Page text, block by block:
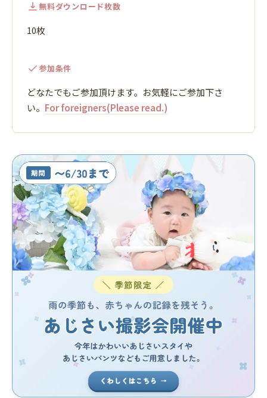
無料ダウンロード枚数
10枚
参加条件
どなたでもご参加頂けます。お気軽にご参加下さ
い。 For foreigners(Please read.)